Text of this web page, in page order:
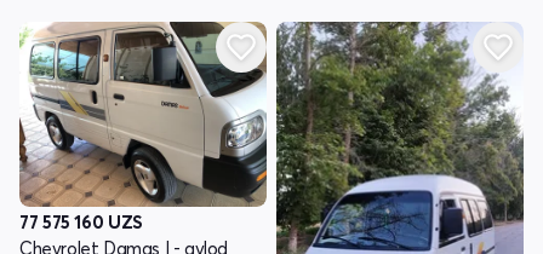
77 575 160 UZS
Chevrolet Damas I - avlod